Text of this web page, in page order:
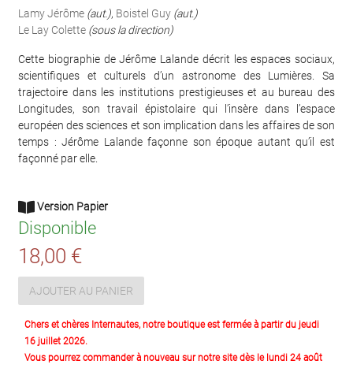
Lamy Jérôme (aut.), Boistel Guy (aut.)
Le Lay Colette (sous la direction)
Cette biographie de Jérôme Lalande décrit les espaces sociaux,
scientifiques et culturels d’un astronome des Lumières. Sa
trajectoire dans les institutions prestigieuses et au bureau des
Longitudes, son travail épistolaire qui l’insère dans l’espace
européen des sciences et son implication dans les affaires de son
temps : Jérôme Lalande façonne son époque autant qu’il est
façonné par elle.
Version Papier
Disponible
18,00 €
AJOUTER AU PANIER
Chers et chères Internautes, notre boutique est fermée à partir du jeudi
16 juillet 2026.
Vous pourrez commander à nouveau sur notre site dès le lundi 24 août